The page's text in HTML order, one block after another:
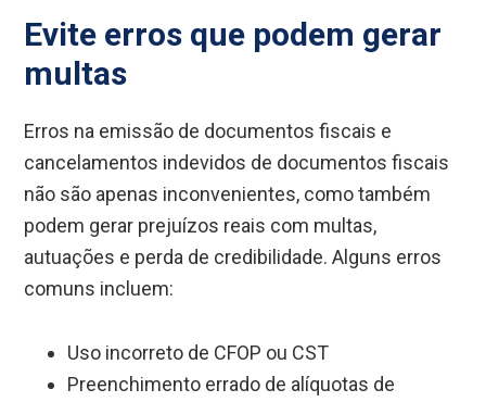
Evite erros que podem gerar
multas
Erros na emissão de documentos fiscais e
cancelamentos indevidos de documentos fiscais
não são apenas inconvenientes, como também
podem gerar prejuízos reais com multas,
autuações e perda de credibilidade. Alguns erros
comuns incluem:
Uso incorreto de CFOP ou CST
Preenchimento errado de alíquotas de